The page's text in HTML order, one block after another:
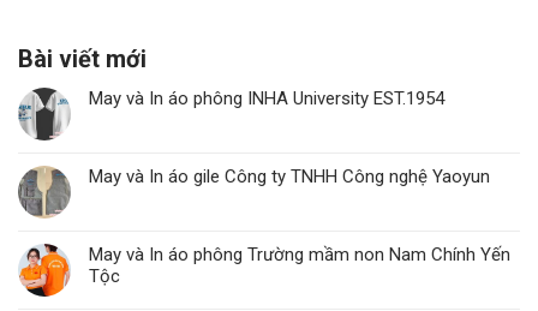
Bài viết mới
May và In áo phông INHA University EST.1954
May và In áo gile Công ty TNHH Công nghệ Yaoyun
May và In áo phông Trường mầm non Nam Chính Yến
Tộc